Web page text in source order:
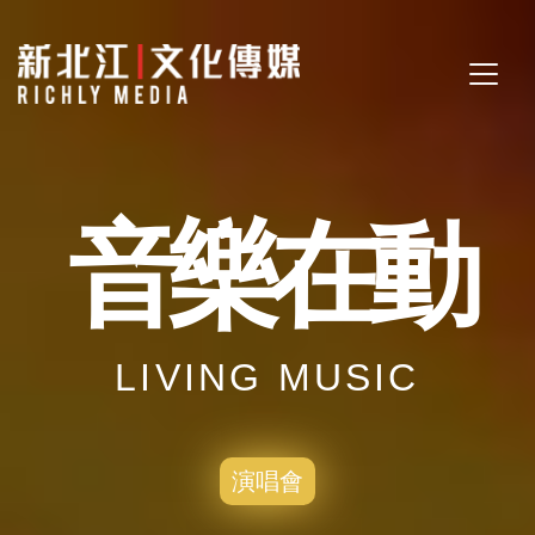
音樂在動
LIVING MUSIC
演唱會